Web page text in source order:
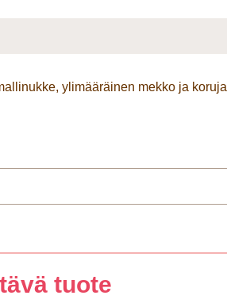
ylimääräinen mekko ja koruja
tuote